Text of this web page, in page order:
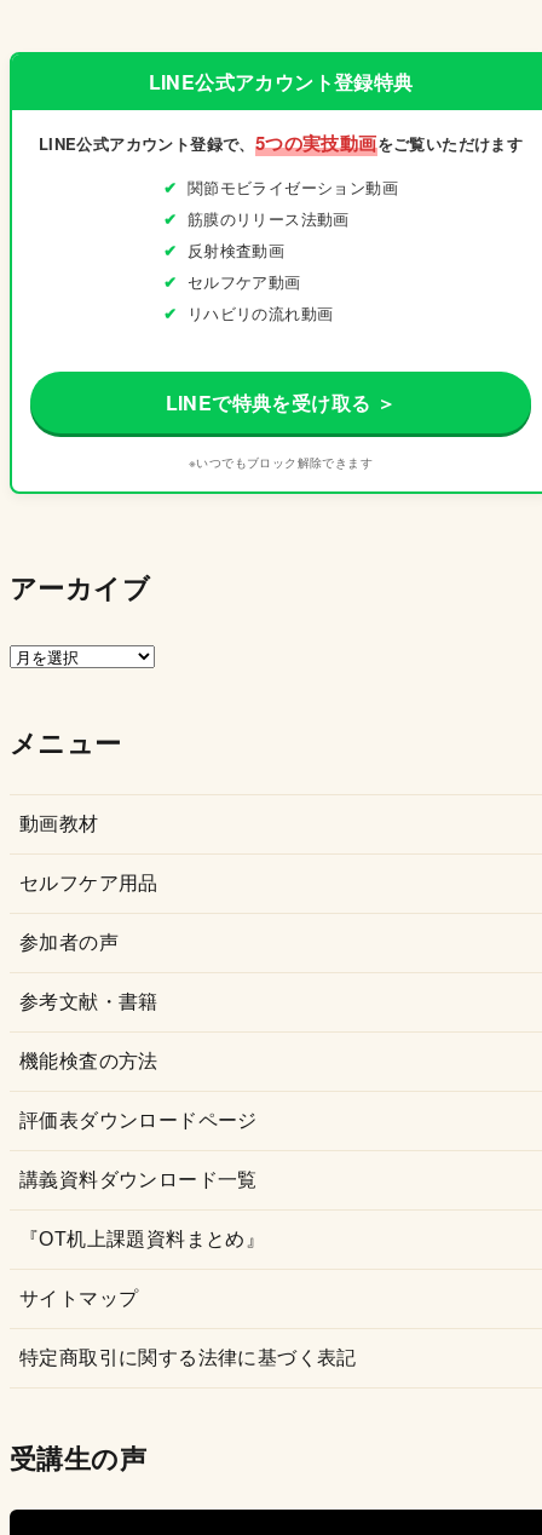
LINE公式アカウント登録特典
LINE公式アカウント登録で、 5つの実技動画をご覧いただけます
関節モビライゼーション動画
筋膜のリリース法動画
反射検査動画
セルフケア動画
リハビリの流れ動画
LINEで特典を受け取る ＞
※いつでもブロック解除できます
アーカイブ
ア
イ
メニュー
動画教材
セルフケア用品
参加者の声
参考文献・書籍
機能検査の方法
評価表ダウンロードページ
講義資料ダウンロード一覧
『OT机上課題資料まとめ』
サイトマップ
特定商取引に関する法律に基づく表記
受講生の声